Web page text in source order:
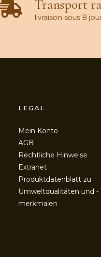
Transport
livraison sous 8
LEGAL
Mein Konto
AGB
Rechtliche Hinweise
Extranet
Produktdatenblatt zu
Umweltqualitäten und -
merkmalen